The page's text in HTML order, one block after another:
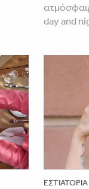
day and
ΕΣΤΙΑΤΌΡΙΑ